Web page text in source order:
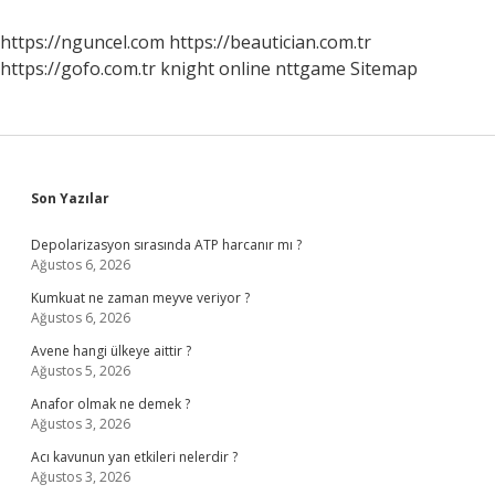
Incelemede
Ne
https://nguncel.com https://beautician.com.tr
https://gofo.com.tr knight online nttgame Sitemap
Sidebar
Son Yazılar
Depolarizasyon sırasında ATP harcanır mı ?
Ağustos 6, 2026
Kumkuat ne zaman meyve veriyor ?
Ağustos 6, 2026
Avene hangi ülkeye aittir ?
Ağustos 5, 2026
Anafor olmak ne demek ?
Ağustos 3, 2026
Acı kavunun yan etkileri nelerdir ?
Ağustos 3, 2026